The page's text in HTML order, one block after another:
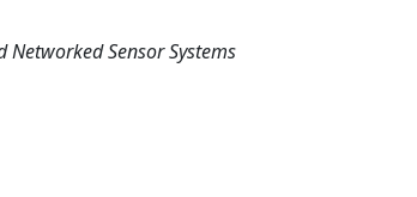
Networked Sensor Systems